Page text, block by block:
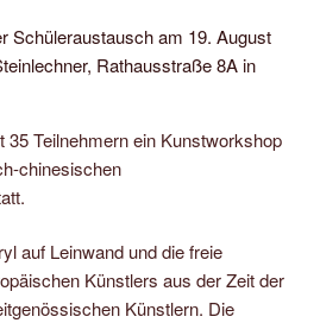
35 Teilnehmern ein Kunstworkshop
chinesischen
auf Leinwand und die freie
Künstlers aus der Zeit der
Künstlern. Die